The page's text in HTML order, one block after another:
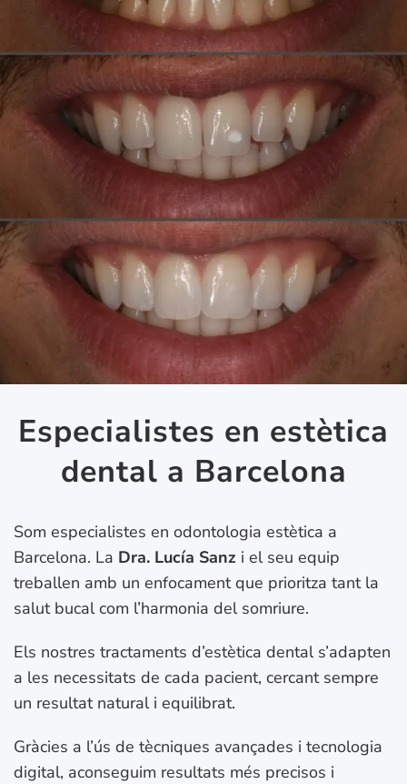
Especialistes en estètica
dental a Barcelona
Som especialistes en odontologia estètica a
Barcelona. La Dra. Lucía Sanz i el seu equip
treballen amb un enfocament que prioritza tant la
salut bucal com l’harmonia del somriure.
Els nostres tractaments d’estètica dental s’adapten
a les necessitats de cada pacient, cercant sempre
un resultat natural i equilibrat.
Gràcies a l’ús de tècniques avançades i tecnologia
digital, aconseguim resultats més precisos i